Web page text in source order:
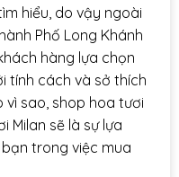
hiểu, do vậy ngoài
Phố Long Khánh
hàng lựa chọn
tính cách và sở thích
vì sao, shop hoa tươi
Milan sẽ là sự lựa
trong việc mua